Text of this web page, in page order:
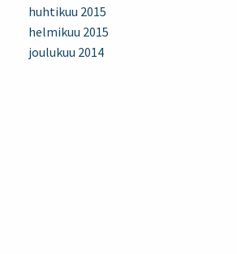
huhtikuu 2015
helmikuu 2015
joulukuu 2014